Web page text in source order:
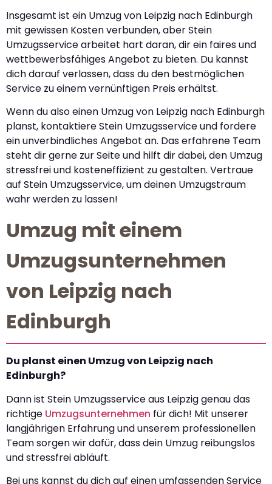
Insgesamt ist ein Umzug von Leipzig nach Edinburgh
mit gewissen Kosten verbunden, aber Stein
Umzugsservice arbeitet hart daran, dir ein faires und
wettbewerbsfähiges Angebot zu bieten. Du kannst
dich darauf verlassen, dass du den bestmöglichen
Service zu einem vernünftigen Preis erhältst.
Wenn du also einen Umzug von Leipzig nach Edinburgh
planst, kontaktiere Stein Umzugsservice und fordere
ein unverbindliches Angebot an. Das erfahrene Team
steht dir gerne zur Seite und hilft dir dabei, den Umzug
stressfrei und kosteneffizient zu gestalten. Vertraue
auf Stein Umzugsservice, um deinen Umzugstraum
wahr werden zu lassen!
Umzug mit einem
Umzugsunternehmen
von Leipzig nach
Edinburgh
Du planst einen Umzug von Leipzig nach
Edinburgh?
Dann ist Stein Umzugsservice aus Leipzig genau das
richtige Umzugsunternehmen für dich! Mit unserer
langjährigen Erfahrung und unserem professionellen
Team sorgen wir dafür, dass dein Umzug reibungslos
und stressfrei abläuft.
Bei uns kannst du dich auf einen umfassenden Service